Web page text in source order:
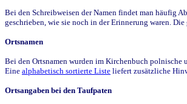
Bei den Schreibweisen der Namen findet man häufig
geschrieben, wie sie noch in der Erinnerung waren.
Ortsnamen
Bei den Ortsnamen wurden im Kirchenbuch polnische
Eine alphabetisch sortierte Liste liefert zusätzliche
Ortsangaben bei den Taufpaten